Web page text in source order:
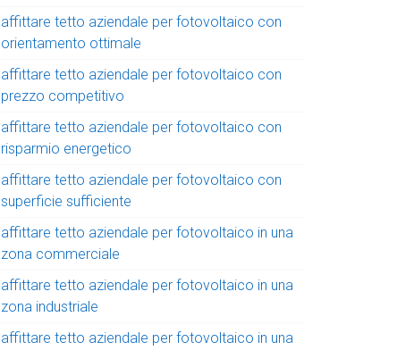
affittare tetto aziendale per fotovoltaico con
orientamento ottimale
affittare tetto aziendale per fotovoltaico con
prezzo competitivo
affittare tetto aziendale per fotovoltaico con
risparmio energetico
affittare tetto aziendale per fotovoltaico con
superficie sufficiente
affittare tetto aziendale per fotovoltaico in una
zona commerciale
affittare tetto aziendale per fotovoltaico in una
zona industriale
affittare tetto aziendale per fotovoltaico in una